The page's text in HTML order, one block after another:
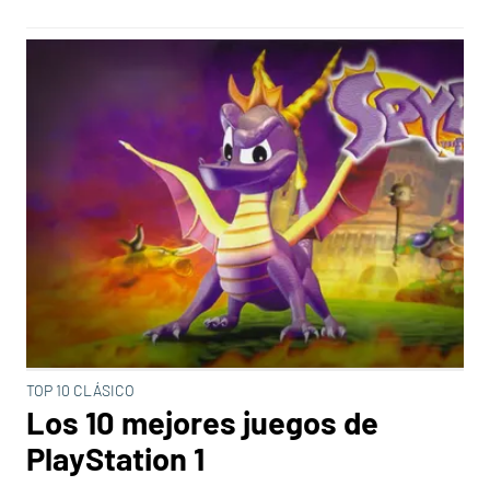
TOP 10 CLÁSICO
Los 10 mejores juegos de
PlayStation 1